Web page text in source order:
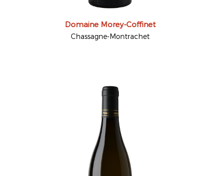
Domaine Morey-Coffinet
Chassagne-Montrachet